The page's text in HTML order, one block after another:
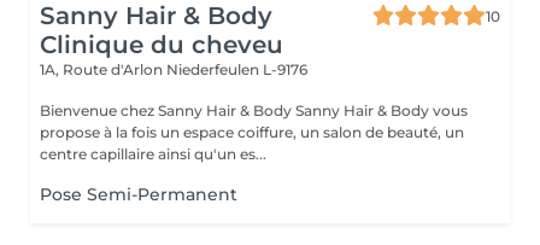
Sanny Hair & Body
Clinique du cheveu
10
1A, Route d'Arlon Niederfeulen L-9176
Bienvenue chez Sanny Hair & Body Sanny Hair & Body vous
propose à la fois un espace coiffure, un salon de beauté, un
centre capillaire ainsi qu'un es...
Pose Semi-Permanent